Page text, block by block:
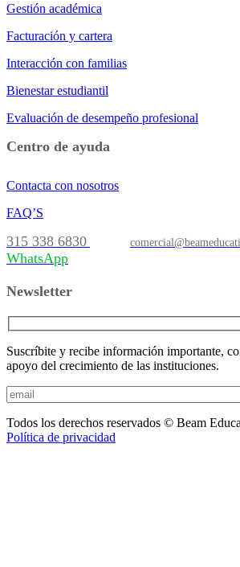
Gestión académica
Facturación y cartera
Interacción con familias
Bienestar estudiantil
Evaluación de desempeño profesional
Centro de ayuda
Contacta con nosotros
FAQ’S
315 338 6830
WhatsApp
Newsletter
Suscríbite y recibe información importante,
apoyo del crecimiento de las instituciones.
Todos los derechos reservados © Beam
Política de privacidad